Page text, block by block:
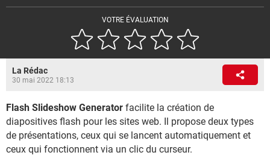
VOTRE ÉVALUATION
La Rédac
30 mai 2022 18:13
Flash Slideshow Generator facilite la création de
diapositives flash pour les sites web. Il propose deux types
de présentations, ceux qui se lancent automatiquement et
ceux qui fonctionnent via un clic du curseur.